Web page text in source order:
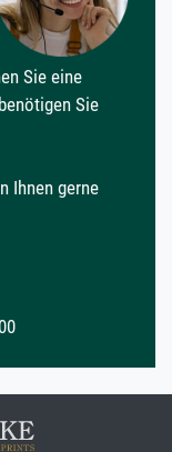
Sie eine
Sie
Ihnen gerne